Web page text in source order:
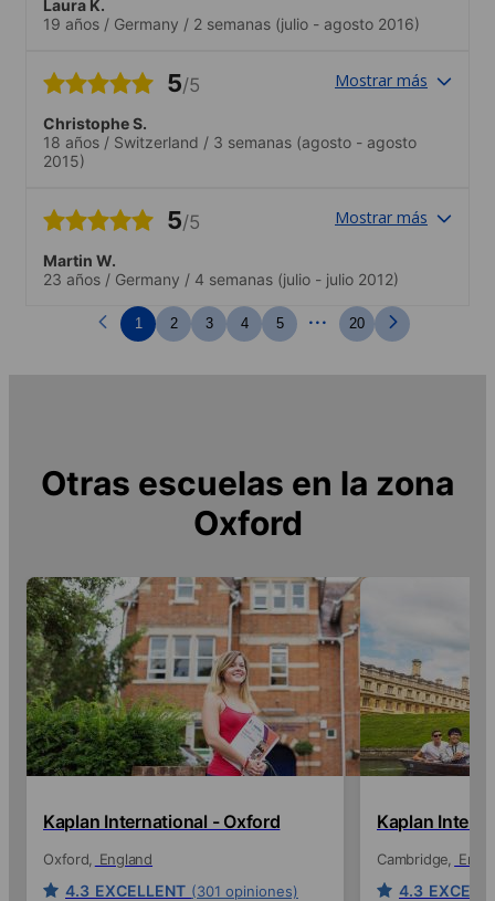
Laura K.
19 años / Germany / 2 semanas (julio - agosto 2016)
5/5 Mostrar más
Christophe S.
18 años / Switzerland / 3 semanas (agosto - agosto
2015)
5/5 Mostrar más
Martin W.
23 años / Germany / 4 semanas (julio - julio 2012)
1 2 3 4 5 ... 20
Otras escuelas en la zona
Oxford
Kaplan International - Oxford
Oxford England
4.3 EXCELLENT (301 opiniones)
Kaplan
Cambridge
4.3